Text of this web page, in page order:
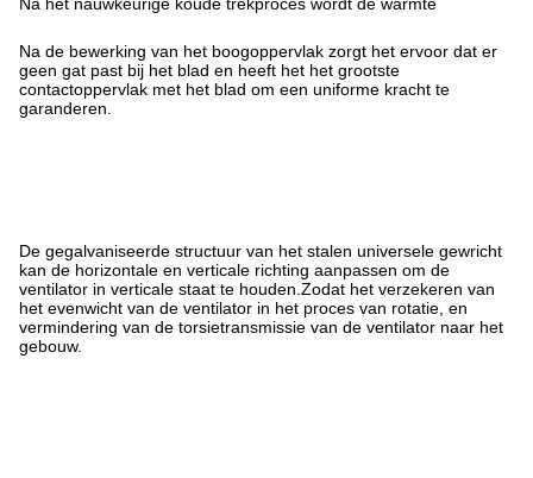
Na de bewerking van het boogoppervlak zorgt het ervoor dat er
geen gat past bij het blad en heeft het het grootste
contactoppervlak met het blad om een uniforme kracht te
garanderen.
De gegalvaniseerde structuur van het stalen universele gewricht
kan de horizontale en verticale richting aanpassen om de
ventilator in verticale staat te houden.Zodat het verzekeren van
het evenwicht van de ventilator in het proces van rotatie, en
vermindering van de torsietransmissie van de ventilator naar het
gebouw.